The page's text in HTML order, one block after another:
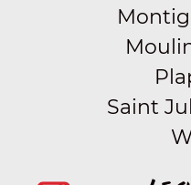
Saint